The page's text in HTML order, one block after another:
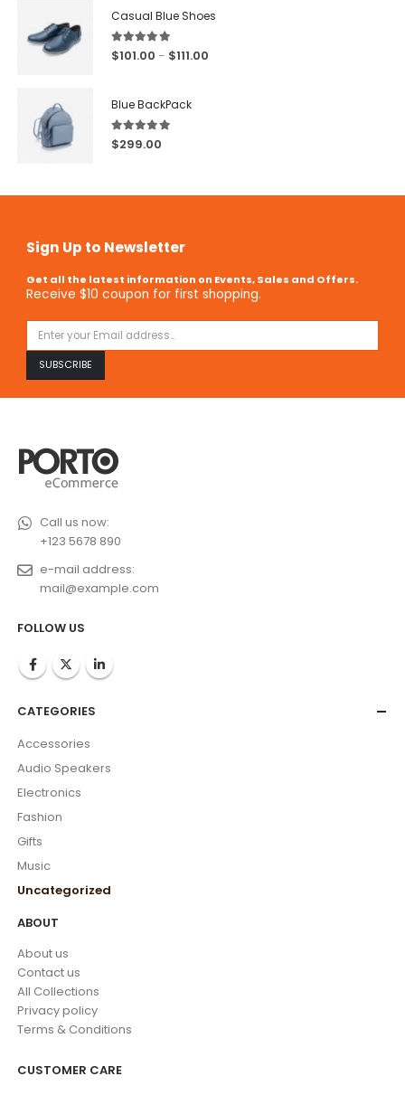
Casual Blue Shoes
5.00 out of 5
$101.00 – $111.00
Blue BackPack
5.00out of 5
$299.00
Sign Up to Newsletter
Get all the latest information on Events, Sales and Offers.
Receive $10 coupon for first shopping.
Call us now:
+123 5678 890
e-mail address:
mail@example.com
FOLLOW US
CATEGORIES
Accessories
Audio Speakers
Electronics
Fashion
Gifts
Music
Uncategorized
ABOUT
About us
Contact us
All Collections
Privacy policy
Terms & Conditions
CUSTOMER CARE